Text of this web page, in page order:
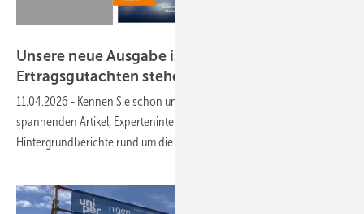
Unsere neue Ausgabe ist da: Wind- und
Ertragsgutachten stehen im
11.04.2026 - Kennen Sie schon unser Magazin? Hier finden Sie
spannenden Artikel, Experteninterviews und nutzwertige
Hintergrundberichte rund um die erneuerbaren